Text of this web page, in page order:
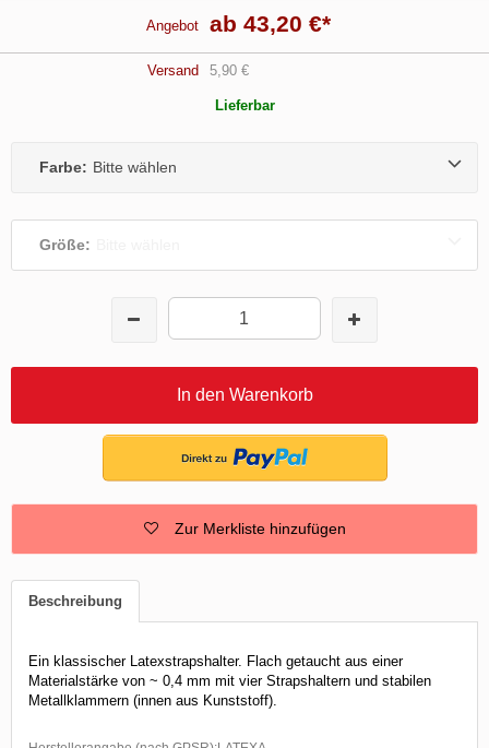
Angebot ab 43,20 €*
Versand 5,90 €
Lieferbar
Farbe: Bitte wählen
Größe:
In den Warenkorb
Zur Merkliste hinzufügen
Beschreibung
Ein klassischer Latexstrapshalter. Flach getaucht aus einer
Materialstärke von ~ 0,4 mm mit vier Strapshaltern und stabilen
Metallklammern (innen aus Kunststoff).